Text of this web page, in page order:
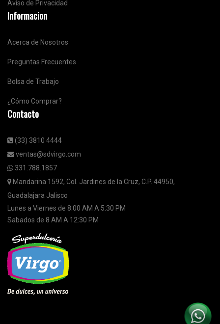
Aviso de Privacidad
Informacion
Acerca de Nosotros
Preguntas Frecuentes
Bolsa de Trabajo
¿Cómo Comprar?
Contacto
(33) 3810 4444
ventas@sdvirgo.com
331.788.1857
Mandarina 1592, Col. Jardines de la Cruz, C.P. 44950,
Guadalajara Jalisco
Lunes a Viernes de 8:00 AM A 5:30 PM
Sabados de 8 AM A 12:30 PM